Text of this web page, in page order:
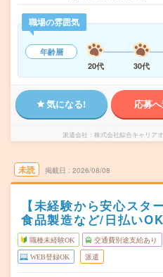
職場の雰囲気
年齢層
20代
30代
気になる! 応募
派遣会社 株式会社綜合キャリア
未読 掲載日 2026/08/08
【未経験から安心スタ
食品製造など/日払いOK
職種未経験OK 交通費別途支給あり
WEB登録OK 派遣